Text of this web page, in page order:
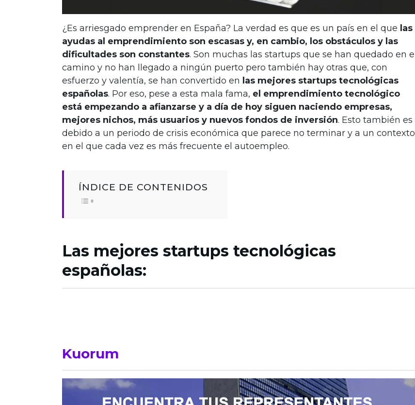
¿Es arriesgado emprender en España? La verdad es que es un país en el que las
ayudas al emprendimiento son escasas y, en cambio, los obstáculos y las
dificultades son constantes. Son muchas las startups que se han quedado en el
camino y no han llegado a ningún puerto pero también hay otras que, con
esfuerzo y valentía, se han convertido en las mejores startups tecnológicas
españolas. Por eso, pese a esta mala fama, el emprendimiento tecnológico
está empezando a afianzarse y a día de hoy siguen naciendo empresas,
mejores nichos, más usuarios y nuevos fondos de inversión. Esto también es
debido a un periodo de crisis económica que parece no terminar y a un contexto
en el que cada vez es más frecuente el autoempleo.
ÍNDICE DE CONTENIDOS
Las mejores startups tecnológicas
españolas:
Kuorum